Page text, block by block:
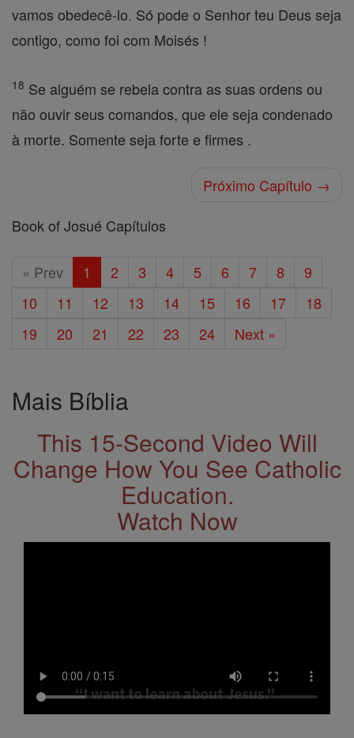
vamos obedecê-lo. Só pode o Senhor teu Deus seja
contigo, como foi com Moisés !
18 Se alguém se rebela contra as suas ordens ou
não ouvir seus comandos, que ele seja condenado
à morte. Somente seja forte e firmes .
Próximo Capítulo →
Book of Josué Capítulos
« Prev 1 2 3 4 5 6 7 8
9
10
11 12 13 14 15 16 17
18
19
20 21 22 23 24 Next »
Mais Bíblia
This 15-Second Video Will
Change How You See Catholic
Education.
Watch Now